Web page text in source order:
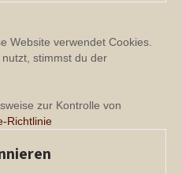
Website verwendet Cookies.
stimmst du der
zur Kontrolle von
Richtlinie